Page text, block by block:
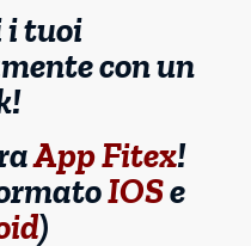
i tuoi
con un
App Fitex!
IOSe
)